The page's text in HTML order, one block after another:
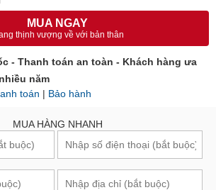
MUA NGAY
thịnh vượng về với bản thân
- Thanh toán an toàn - Khách hàng ưa
năm
toán | Bảo hành
MUA HÀNG NHANH